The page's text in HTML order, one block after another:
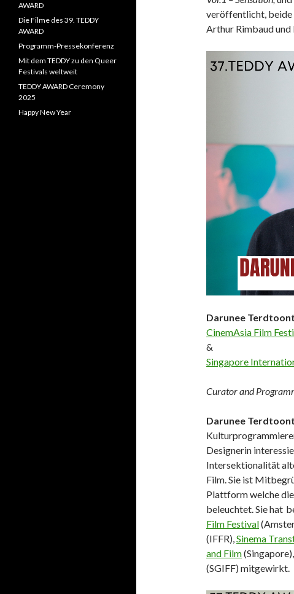
veröffentlicht, beide
Arthur Rimbaud und
Darunee
CinemAsia Film
&
Singapore
Curator and
Darunee
Designerin
Intersektionalität
Film. Sie ist
Plattform welche
beleuchtet. Sie hat
Film Festival
(IFFR), Sinema
and Film
(SGIFF) mitgewirkt.
AWARD
Die Filme des 39. TEDDY
AWARD
Programm-Pressekonferenz
Mit dem TEDDY zu den Queer
Festivals weltweit
TEDDY AWARD Ceremony
2025
Happy New Year